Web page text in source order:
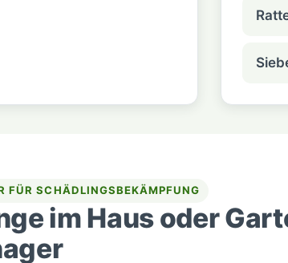
FÜR SCHÄDLINGSBEKÄMPFUNG
im Haus oder